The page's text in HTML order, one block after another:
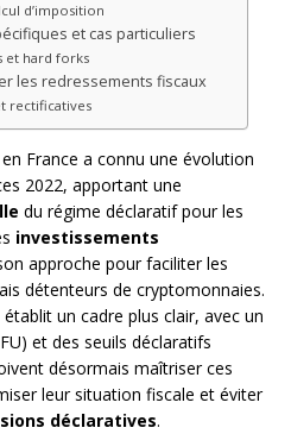
d’imposition
et cas particuliers
et hard forks
les redressements fiscaux
rectificatives
France a connu une évolution
2022, apportant une
du régime déclaratif pour les
investissements
approche pour faciliter les
détenteurs de cryptomonnaies.
un cadre plus clair, avec un
et des seuils déclaratifs
désormais maîtriser ces
leur situation fiscale et éviter
déclaratives.